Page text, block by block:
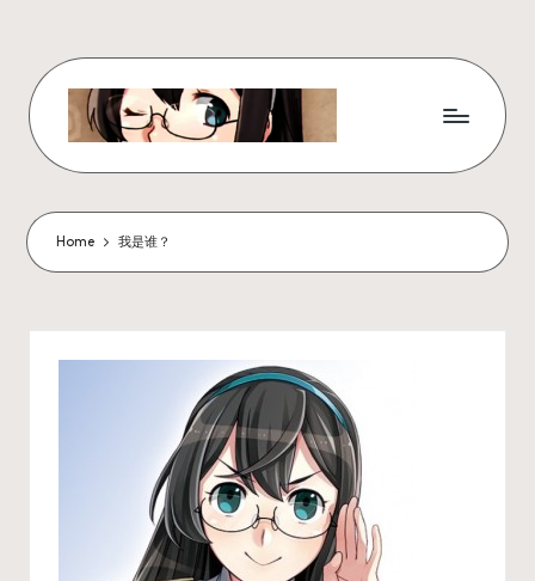
content
W
x
z
ui
r
_
Home 我是谁？